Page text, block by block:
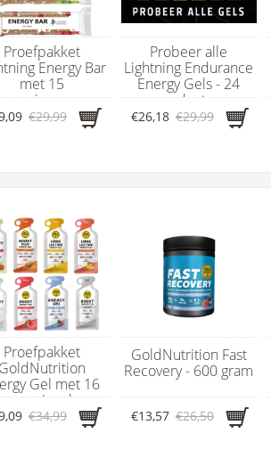
Proefpakket
Energy Bar
met 15
€29,99
Probeer alle
Lightning Endurance
Energy Gels - 24
producten
€26,18 €29,99
Proefpakket
GoldNutrition
Gel met 16
energiegels
€34,99
GoldNutrition Fast
Recovery - 600 gram
€13,57 €26,50